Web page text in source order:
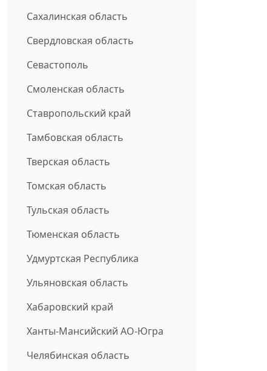
Сахалинская область
Свердловская область
Севастополь
Смоленская область
Ставропольский край
Тамбовская область
Тверская область
Томская область
Тульская область
Тюменская область
Удмуртская Республика
Ульяновская область
Хабаровский край
Ханты-Мансийский АО-Югра
Челябинская область